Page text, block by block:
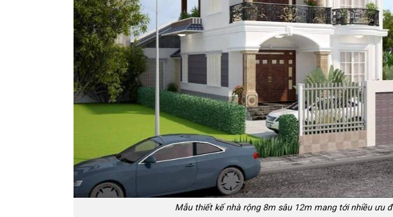
Mẫu thiết kế nhà rộng 8m sâu 12m mang tới nhiều ưu